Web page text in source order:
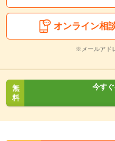
オンライン相
※メールアド
無
料
今す